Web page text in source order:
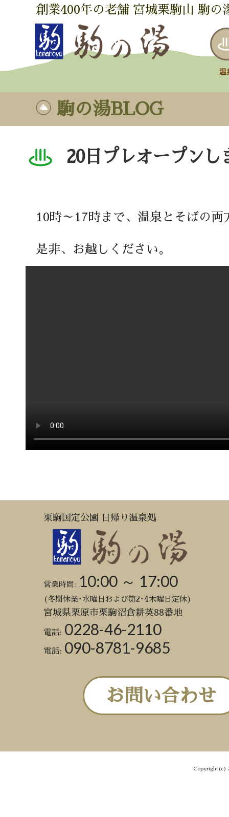
創業400年の老舗 宮城栗駒山 駒の
駒の湯BLOG
20日プレオープンし
10時～17時まで、温泉とそばの両
是非、お越しください。
栗駒国定公園 日帰り温泉処
営業時間: 10:00 ～ 17:00
(冬期休業･水曜日および第2･4木曜日定休)
宮城県栗原市栗駒沼倉耕英88番地
電話: 0228-46-2110
電話: 090-8781-9685
お問い合わせ
Copyright(c)